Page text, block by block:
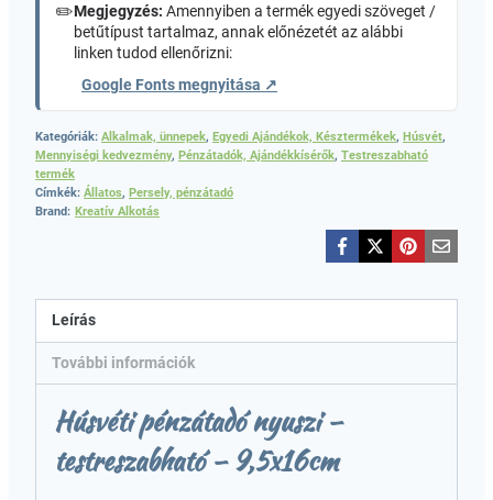
✏️Megjegyzés: Amennyiben a termék egyedi szöveget /
betűtípust tartalmaz, annak előnézetét az alábbi
linken tudod ellenőrizni:
Google Fonts megnyitása ↗
Kategóriák: Alkalmak, ünnepek, Egyedi Ajándékok, Késztermékek, Húsvét,
Mennyiségi kedvezmény, Pénzátadók, Ajándékkísérők, Testreszabható
termék
Címkék: Állatos, Persely, pénzátadó
Brand: Kreatív Alkotás
Leírás
További információk
Húsvéti pénzátadó nyuszi –
testreszabható – 9,5x16cm